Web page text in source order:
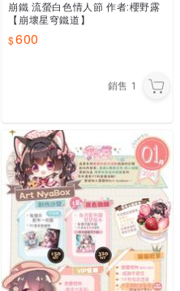
崩鐵 流螢白色情人節 作者:櫻野露
【崩壞星穹鐵道】
600
銷售 1